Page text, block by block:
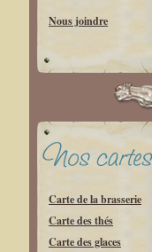
Nous joindre
Carte de la brasserie
Carte des thés
Carte des glaces